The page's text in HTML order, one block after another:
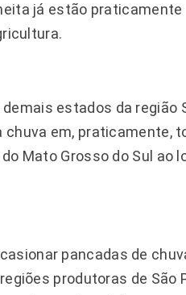
já estão praticamente
estados da região
chuva em, praticamente,
Mato Grosso do Sul ao
pancadas de
produtoras de São